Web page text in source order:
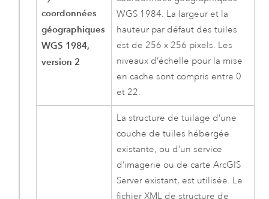
coordonnées
géographiques
WGS 1984,
version 2
WGS 1984. La largeur et la
hauteur par défaut des tuiles
est de 256 x 256 pixels. Les
niveaux d’échelle pour la mise
en cache sont compris entre 0
et 22.
La structure de tuilage d’une
couche de tuiles hébergée
existante, ou d’un service
d’imagerie ou de carteArcGIS
Server existant, est utilisée. Le
fichier XML de structure de